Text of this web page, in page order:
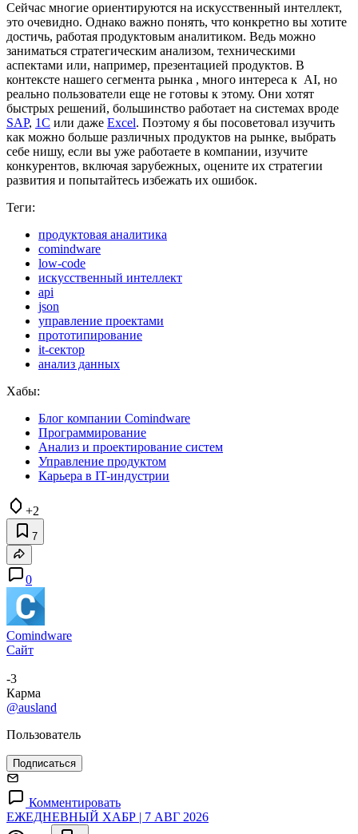
Сейчас многие ориентируются на искусственный интеллект,
это очевидно. Однако важно понять, что конкретно вы хотите
достичь, работая продуктовым аналитиком. Ведь можно
заниматься стратегическим анализом, техническими
аспектами или, например, презентацией продуктов. В
контексте нашего сегмента рынка , много интереса к AI, но
реально пользователи еще не готовы к этому. Они хотят
быстрых решений, большинство работает на системах вроде
SAP, 1С или даже Excel. Поэтому я бы посоветовал изучить
как можно больше различных продуктов на рынке, выбрать
себе нишу, если вы уже работаете в компании, изучите
конкурентов, включая зарубежных, оцените их стратегии
развития и попытайтесь избежать их ошибок.
Теги:
продуктовая аналитика
comindware
low-code
искусственный интеллект
api
json
управление проектами
прототипирование
it-сектор
анализ данных
Хабы:
Блог компании Comindware
Программирование
Анализ и проектирование систем
Управление продуктом
Карьера в IT-индустрии
+2
7
0
Comindware
Сайт
-3
Карма
@ausland
Пользователь
Подписаться
Комментировать
ЕЖЕДНЕВНЫЙ ХАБР | 7 АВГ 2026